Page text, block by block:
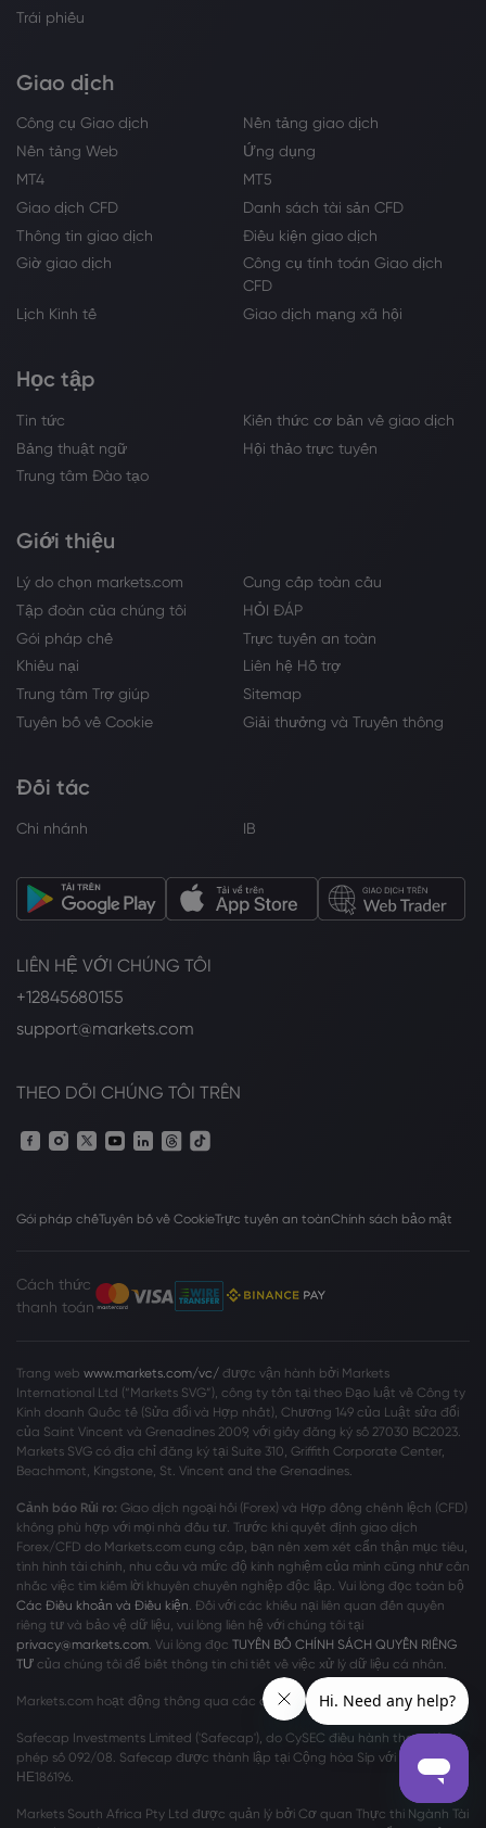
Trái phiếu
Giao dịch
Công cụ Giao dịch
Nền tảng giao dịch
Nền tảng Web
Ứng dụng
MT4
MT5
Giao dịch CFD
Danh sách tài sản CFD
Thông tin giao dịch
Điều kiện giao dịch
Giờ giao dịch
Công cụ tính toán Giao dịch
CFD
Lịch Kinh tế
Giao dịch mạng xã hội
Học tập
Tin tức
Kiến thức cơ bản về giao dịch
Bảng thuật ngữ
Hội thảo trực tuyến
Trung tâm Đào tạo
Giới thiệu
Lý do chọn markets.com
Cung cấp toàn cầu
Tập đoàn của chúng tôi
HỎI ĐÁP
Gói pháp chế
Trực tuyến an toàn
Khiếu nại
Liên hệ Hỗ trợ
Trung tâm Trợ giúp
Sitemap
Tuyên bố về Cookie
Giải thưởng và Truyền thông
Đối tác
Chi nhánh IB
LIÊN HỆ VỚI CHÚNG TÔI
+12845680155
support@markets.com
THEO DÕI CHÚNG TÔI TRÊN
Gói pháp chếTuyên bố về CookieTrực tuyến an toànChính sách bảo mật
Cách thức
thanh toán
Trang web www.markets.com/vc/ được vận hành bởi Markets
International Ltd (“Markets SVG”), công ty tồn tại theo Đạo luật về Công ty
Kinh doanh Quốc tế (Sửa đổi và Hợp nhất), Chương 149 của Luật sửa đổi
của Saint Vincent và Grenadines 2009, với giấy đăng ký số 27030 BC2023.
Markets SVG có địa chỉ đăng ký tại Suite 310, Griffith Corporate Center,
Beachmont, Kingstone, St. Vincent and the Grenadines.
Cảnh báo Rủi ro: Giao dịch ngoại hối (Forex) và Hợp đồng chênh lệch (CFD)
không phù hợp với mọi nhà đầu tư. Trước khi quyết định giao dịch
Forex/CFD do Markets.com cung cấp, bạn nên xem xét cẩn thận mục tiêu,
tình hình tài chính, nhu cầu và mức độ kinh nghiệm của mình cũng như cân
nhắc việc tìm kiếm lời khuyên chuyên nghiệp độc lập. Vui lòng đọc toàn bộ
Các Điều khoản và Điều kiện. Đối với các khiếu nại liên quan đến quyền
riêng tư và bảo vệ dữ liệu, vui lòng liên hệ với chúng tôi tại
privacy@markets.com. Vui lòng đọc TUYÊN BỐ CHÍNH SÁCH QUYỀN RIÊNG
TƯ của chúng tôi để biết thông tin chi tiết về việc xử lý dữ liệu cá nhân.
Markets.com hoạt động thông qua các chi nhánh sau:
Safecap Investments Limited ('Safecap'), do CySEC điều hành theo giấy
phép số 092/08. Safecap được thành lập tại Cộng hòa Síp với số công ty
ΗΕ186196.
Markets South Africa Pty Ltd được quản lý bởi Cơ quan Thực thi Ngành Tài